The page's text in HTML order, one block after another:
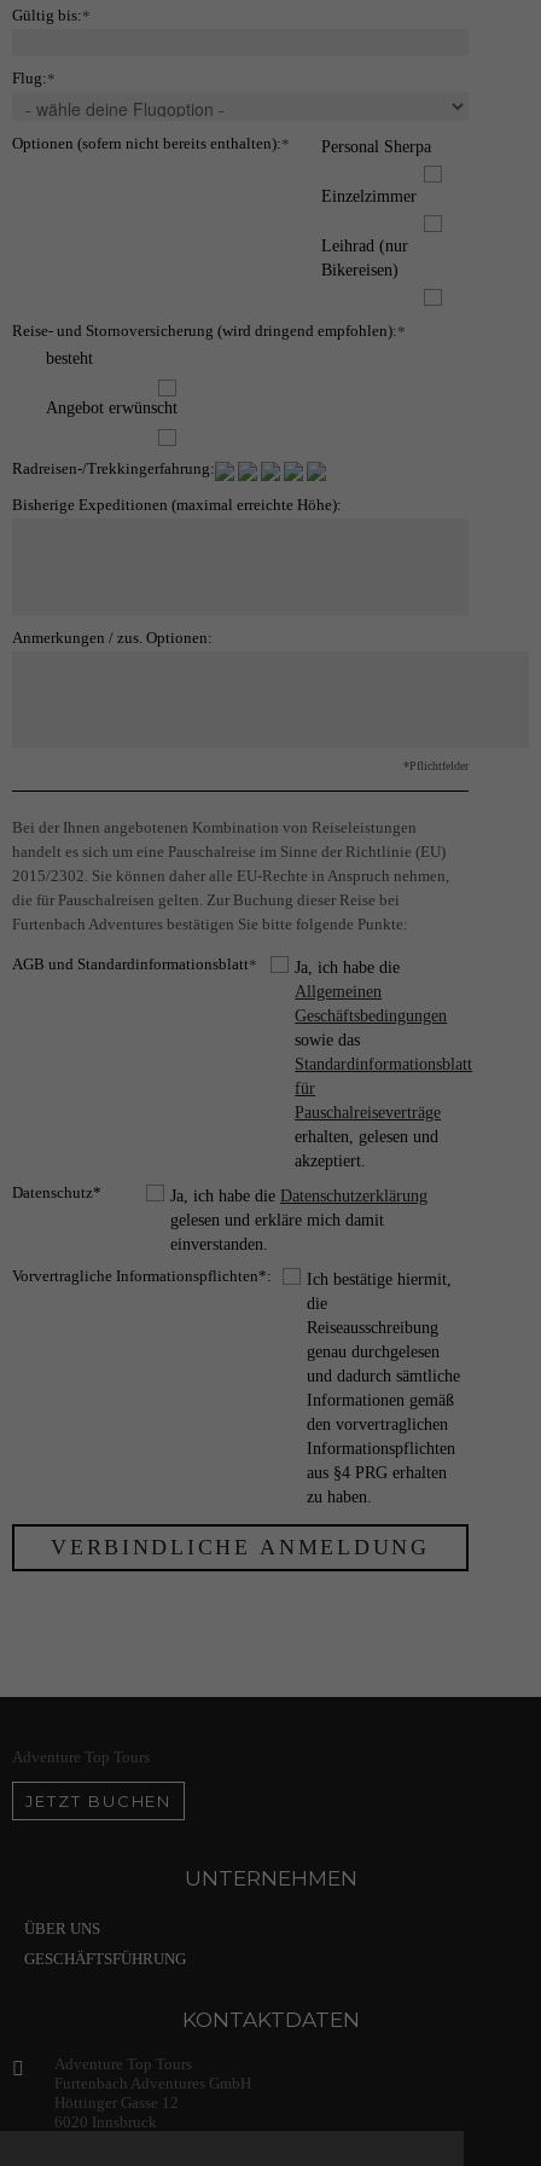
Gültig bis:*
Flug:*
Optionen (sofern nicht bereits enthalten):* Personal Sherpa
Einzelzimmer
Leihrad (nur
Bikereisen)
Reise- und Stornoversicherung (wird dringend empfohlen):*
besteht
Angebot erwünscht
Radreisen-/Trekkingerfahrung:
Bisherige Expeditionen (maximal erreichte Höhe):
Anmerkungen / zus. Optionen:
*Pflichtfelder
Bei der Ihnen angebotenen Kombination von Reiseleistungen
handelt es sich um eine Pauschalreise im Sinne der Richtlinie (EU)
2015/2302. Sie können daher alle EU-Rechte in Anspruch nehmen,
die für Pauschalreisen gelten. Zur Buchung dieser Reise bei
Furtenbach Adventures bestätigen Sie bitte folgende Punkte:
AGB und Standardinformationsblatt*
Ja, ich habe die
Allgemeinen
Geschäftsbedingungen
sowie das
Standardinformationsblatt
für
Pauschalreiseverträge
erhalten, gelesen und
akzeptiert.
Datenschutz*
Ja, ich habe die Datenschutzerklärung
gelesen und erkläre mich damit
einverstanden.
Vorvertragliche Informationspflichten*:
Ich bestätige hiermit,
die
Reiseausschreibung
genau durchgelesen
und dadurch sämtliche
Informationen gemäß
den vorvertraglichen
Informationspflichten
aus §4 PRG erhalten
zu haben.
Adventure Top Tours
JETZT BUCHEN
UNTERNEHMEN
ÜBER UNS
GESCHÄFTSFÜHRUNG
KONTAKTDATEN
Adventure Top Tours
Furtenbach Adventures GmbH
Höttinger Gasse 12
6020 Innsbruck